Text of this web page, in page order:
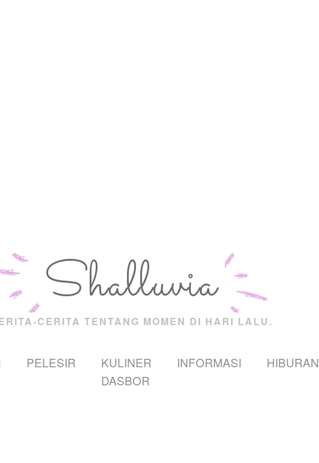
Shalluvia
CERITA TENTANG MOMEN DI HARI LALU.
PELESIR KULINER INFORMASI HIBURAN
DASBOR